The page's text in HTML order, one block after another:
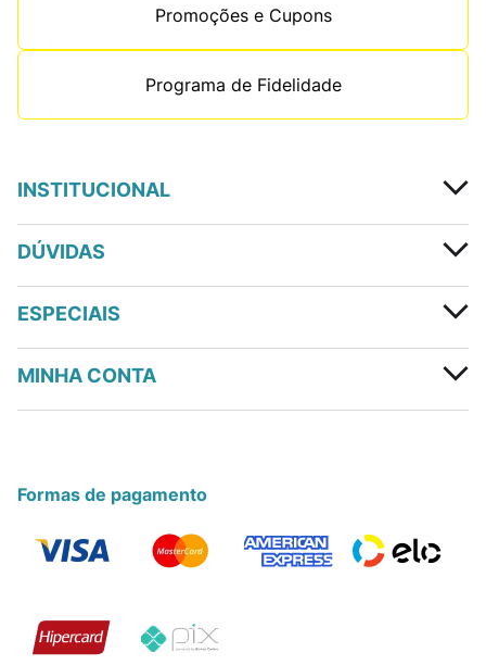
Promoções e Cupons
Programa de Fidelidade
INSTITUCIONAL
DÚVIDAS
ESPECIAIS
MINHA CONTA
Formas de pagamento